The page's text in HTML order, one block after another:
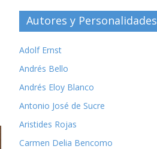
Autores y Personalidades
Adolf Ernst
Andrés Bello
Andrés Eloy Blanco
Antonio José de Sucre
Aristides Rojas
Carmen Delia Bencomo